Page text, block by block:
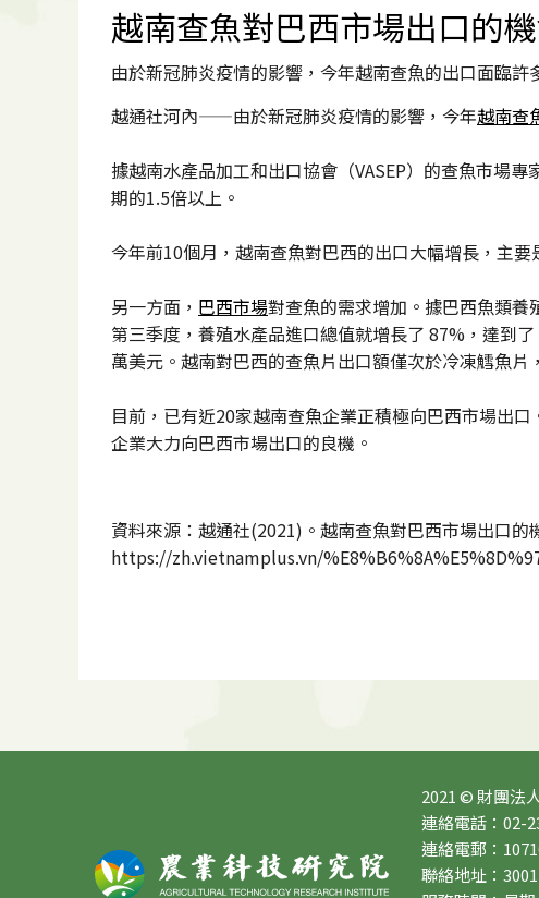
越南查魚對巴西市場出口的
由於新冠肺炎疫情的影響，今年越南查魚的出口面臨
越通社河內——由於新冠肺炎疫情的影響，今年越南查
據越南水產品加工和出口協會（VASEP）的查魚市場
期的1.5倍以上。
今年前10個月，越南查魚對巴西的出口大幅增長，主
另一方面， 巴西市場對查魚的需求增加。據巴西魚類
第三季度，養殖水產品進口總值就增長了 87%，達到
萬美元。越南對巴西的查魚片出口額僅次於冷凍鱈魚
目前，已有近20家越南查魚企業正積極向巴西市場出
企業大力向巴西市場出口的良機。
資料來源：越通社(2021)。越南查魚對巴西市場出口
https://zh.vietnamplus.vn/
2021 © 財團法
連絡電話：02-
連絡電郵：
聯絡地址：